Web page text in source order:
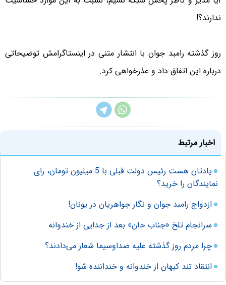
ندارند؟!
روز گذشته رامبد جوان با انتشار متنی در اینستاگرامش توضیحاتی
درباره این اتفاق داد و عذرخواهی کرد.
اخبار مرتبط
یادتان هست رئیس دولت قبلی با 5 میلیون تومان، رای
نمایندگان را خرید؟
ازدواج رامبد جوان و نگار جواهریان در یونان!
سرانجام تلخ «جناب خان» بعد از جدایی از خندوانه
چرا مردم روز گذشته علیه صداوسیما شعار می‌دادند؟
انتقاد تند کیهان از خندوانه و خنداننده شو!